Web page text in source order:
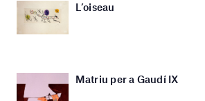
L’oiseau
Matriu per a Gaudí IX